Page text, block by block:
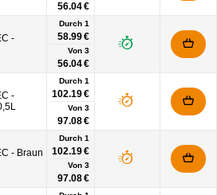
56.04 €
-
Durch 1
58.99 €
Von 3
56.04 €
-
Durch 1
102.19 €
Von 3
97.08 €
- Braun
Durch 1
102.19 €
Von 3
97.08 €